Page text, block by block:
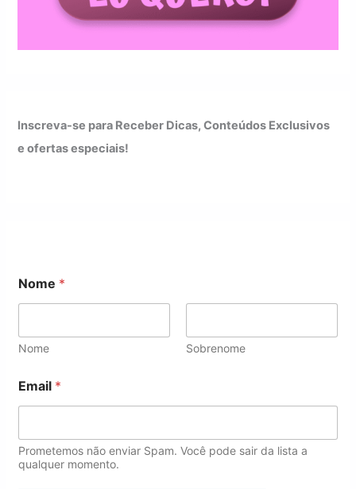
Inscreva-se para Receber Dicas, Conteúdos Exclusivos
e ofertas especiais!
Nome *
Nome Sobrenome
*
N
e
Email *
Prometemos não enviar Spam. Você pode sair da lista a
qualquer momento.